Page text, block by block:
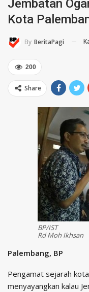
Jembatan
Kota
By BeritaPagi
200
Share
BP/IST
Rd Moh Ikhsan
Palembang, BP
Pengamat sejarah
menyayangkan kalau